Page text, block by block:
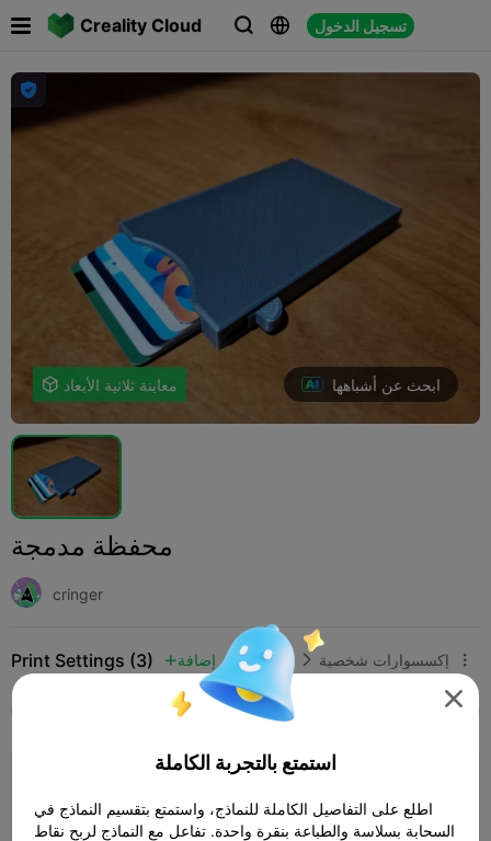
Creality Cloud   تسجيل الدخول
 

 معاينة ثلاثية الأبعاد ابحث عن أشباهها
محفظة مدمجة
cringer
Print Settings (3)  إضافة أزياء  إكسسوارات شخصية 
K2 Plus K2 Pro
0.2mm layer, 3 walls, 15% infill
 01h 36m  1 plates  74.89g

استمتع بالتجربة الكاملة
اطلع على التفاصيل الكاملة للنماذج، واستمتع بتقسيم النماذج في
السحابة بسلاسة والطباعة بنقرة واحدة. تفاعل مع النماذج لربح نقاط